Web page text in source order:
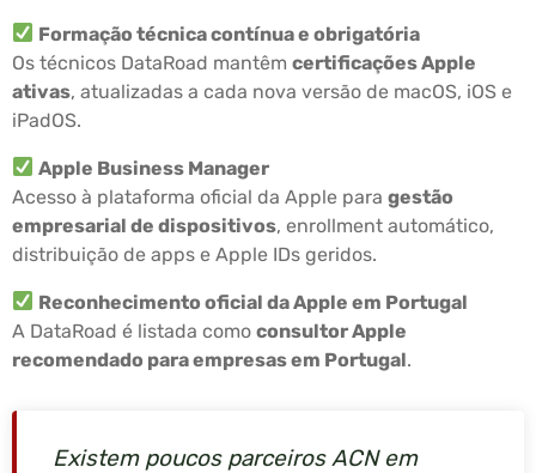
Formação técnica contínua e obrigatória
Os técnicos DataRoad mantêm certificações Apple
ativas, atualizadas a cada nova versão de macOS, iOS e
iPadOS.
Apple Business Manager
Acesso à plataforma oficial da Apple para gestão
empresarial de dispositivos, enrollment automático,
distribuição de apps e Apple IDs geridos.
Reconhecimento oficial da Apple em Portugal
A DataRoad é listada como consultor Apple
recomendado para empresas em Portugal.
Existem poucos parceiros ACN em